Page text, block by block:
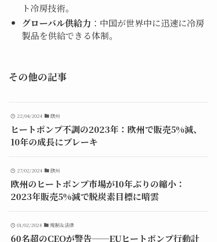
ト冷房技術。
グローバル供給力 ：中国が世界中に迅速に冷房
製品を供給できる体制。
その他の記事
22/04/2024 欧州
ヒートポンプ不調の2023年：欧州で販売5%減、
10年の成長にブレーキ
27/02/2024 欧州
欧州のヒートポンプ市場が10年ぶりの縮小：
2023年販売5%減で脱炭素目標に暗雲
01/02/2024 規制＆法律
60名超のCEOが警告──EUヒートポンプ行動計